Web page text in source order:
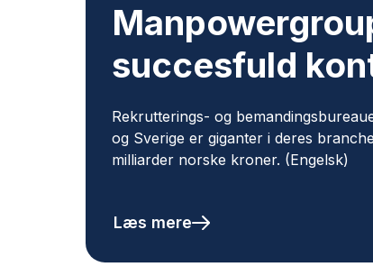
succesfuld
Rekrutterings- og
og Sverige er giganter i deres
milliarder norske kroner. (Engelsk)
Læs mere